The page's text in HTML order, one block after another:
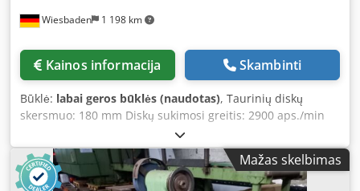
Wiesbaden 1 198 km
Kainos informacija Skambinti
Būklė: labai geros būklės (naudotas), Taurinių diskų
skersmuo: 180 mm Diskų sukimosi greitis: 2900 aps./min
Elektros jungtis: 380 V, 2900 aps./min, 0,9 kW Svyruojančio
stalo matmenys: 200 x 350 mm Svyruojantis stalas,
pakreipiamas Dkedpfsw Tk Nusx Acmer Svyruojantis stalas
sukasi +/- 20° Reikalinga vieta: 750 x 350 x 1270 mm
Mažas skelbimas